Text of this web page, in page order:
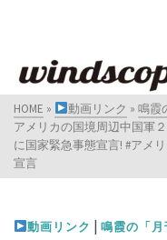
HOME » 動画リンク » 鳴霞
アメリカの国境周辺中国軍
に国家緊急事態宣言! #アメ
宣言
動画リンク | 鳴霞の「月